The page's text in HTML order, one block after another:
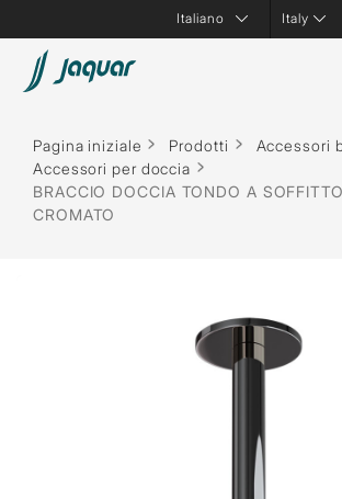
Italy
Pagina iniziale Prodotti
Accessori
Accessori per doccia
BRACCIO DOCCIA TONDO A
CROMATO